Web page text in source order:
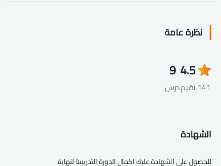
نظرة عامة
4.5
141 تقيم
9
درس
الشهادة
للحصول علي الشهادة عليك اكمال الدورة التدريبية لنهاية